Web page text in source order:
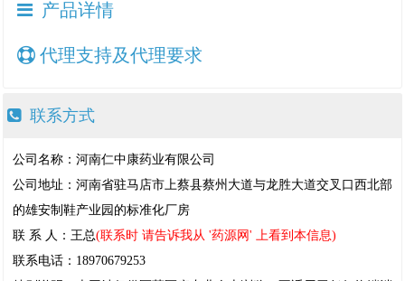
产品详情
代理支持及代理要求
联系方式
公司名称：河南仁中康药业有限公司
公司地址：河南省驻马店市上蔡县蔡州大道与龙胜大道交叉口西北部
的雄安制鞋产业园的标准化厂房
联 系 人：王总(联系时 请告诉我从 '药源网' 上看到本信息)
联系电话：18970679253